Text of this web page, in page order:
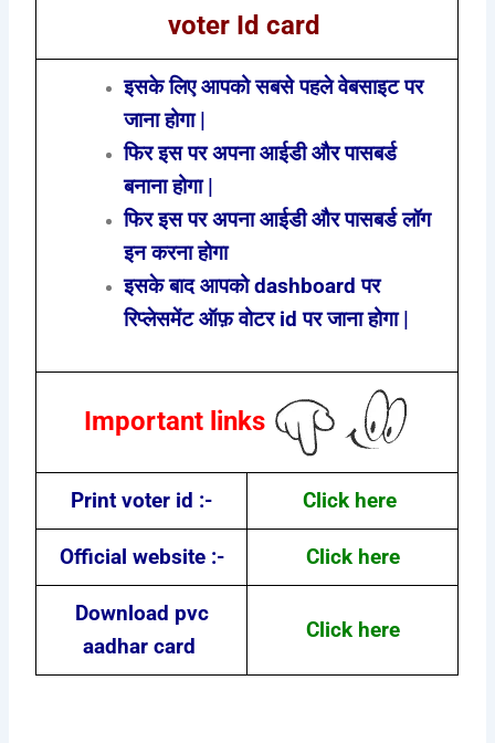
voter Id card
इसके लिए आपको सबसे पहले वेबसाइट पर
जाना होगा |
फिर इस पर अपना आईडी और पासबर्ड
बनाना होगा |
फिर इस पर अपना आईडी और पासबर्ड लॉग
इन करना होगा
इसके बाद आपको dashboard पर
रिप्लेसमेंट ऑफ़ वोटर id पर जाना होगा |
Important links
Print voter id :- Click here
Official website :- Click here
Download pvc
aadhar card
Click here